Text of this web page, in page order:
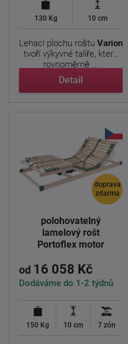
130 Kg 10 cm
Lehací plochu roštu Varion
tvoří výkyvné talíře, které
rovnoměrně ...
Detail
doprava
zdarma
polohovatelný
lamelový rošt
Portoflex motor
od 16 058 Kč
Dodáváme do 1-2 týdnů
150 Kg 10 cm 7 zón